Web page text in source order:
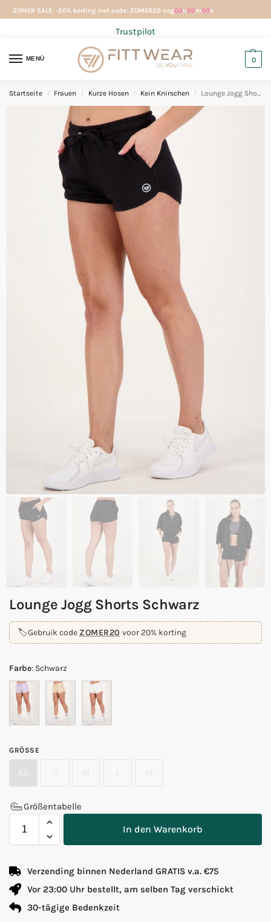
ZOMER SALE: -20% korting met code: ZOMER20 nog00u00m00s
Trustpilot
MENÜ 0
Startseite / Frauen / Kurze Hosen / Kein Knirschen / Lounge Jogg Shorts Schwarz
Lounge Jogg Shorts Schwarz
🏷️Gebruik code ZOMER20 voor 20% korting
Farbe: Schwarz
GRÖSSE
XS
Größentabelle
In den Warenkorb
Verzending binnen Nederland GRATIS v.a. €75
Vor 23:00 Uhr bestellt, am selben Tag verschickt
30-tägige Bedenkzeit